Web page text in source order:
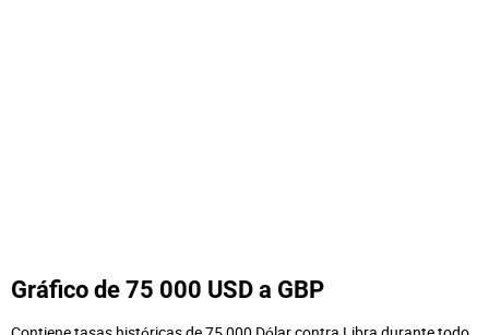
Gráfico de 75 000 USD a GBP